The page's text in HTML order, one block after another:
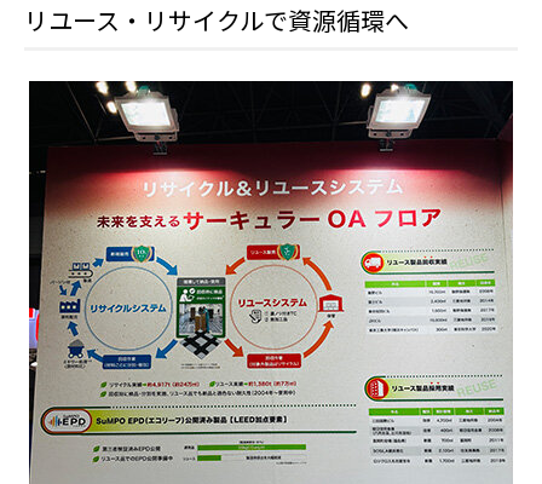
リユース・リサイクルで資源循環へ